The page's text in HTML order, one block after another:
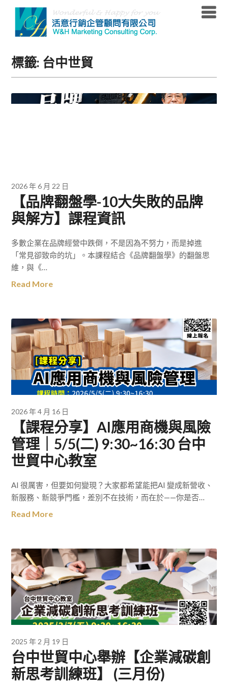
content
標籤: 台中世貿
2026 年 6 月 22 日
【品牌翻盤學-10大失敗的品牌
與解方】課程資訊
多數企業在品牌經營中跌倒，不是因為不努力，而是掉進
「常見卻致命的坑」。本課程結合《品牌翻盤學》的翻盤思
維，與《…
Read More
2026 年 4 月 16 日
【課程分享】AI應用商機與風險
管理｜5/5(二) 9:30~16:30 台中
世貿中心教室
AI 很厲害，但要如何變現？大家都希望能把AI 變成新營收、
新服務、新競爭門檻，差別不在技術，而在於——你是否…
Read More
2025 年 2 月 19 日
台中世貿中心舉辦【企業減碳創
新思考訓練班】 (三月份)